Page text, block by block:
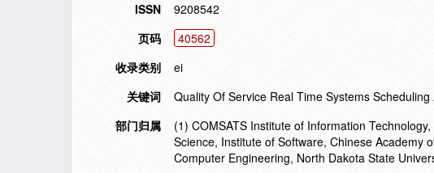
ISSN
9208542
页码
40562
收录类别
ei
关键词
Quality Of Service Real Time Systems Scheduling
部门归属
(1) COMSATS Institute of Information
Science, Institute of Software, Chinese Academy
Computer Engineering, North Dakota State